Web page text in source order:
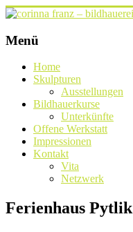
Zum
springen
corinna
bildhauerei
lichtgestalten
Menü
Home
Skulpturen
Ausstellungen
Bildhauerkurse
Unterkünfte
Offene Werkstatt
Impressionen
Kontakt
Vita
Netzwerk
Ferienhaus Pytlik